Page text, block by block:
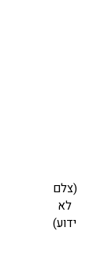
(צלם
לא
ידוע)